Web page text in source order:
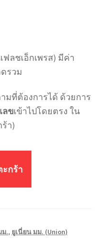
ฟลชเอ็กเพรส) มีค่า
รวม
มที่ต้องการได้ ด้วยการ
ลขเข้าไปโดยตรง ใน
า)
กร้า
ม., ยูเนี่ยน มม. (Union)